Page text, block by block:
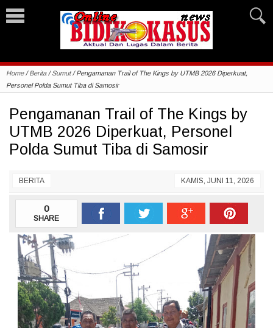
Home/Berita/Sumut/Pengamanan Trail of The Kings by UTMB 2026 Diperkuat,
Personel Polda Sumut Tiba di Samosir
Pengamanan Trail of The Kings by
UTMB 2026 Diperkuat, Personel
Polda Sumut Tiba di Samosir
BERITA KAMIS, JUNI 11, 2026
0
SHARE